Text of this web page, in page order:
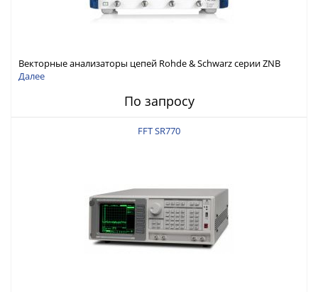
Векторные анализаторы цепей Rohde & Schwarz серии ZNB
3000 с диапазоном частот от 9 кГц до 54 ГГц
Далее
По запросу
FFT SR770